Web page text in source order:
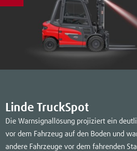
Linde TruckSpot
Die Warnsignallösung projiziert ein
vor dem Fahrzeug auf den Boden und
andere Fahrzeuge vor dem fahrenden